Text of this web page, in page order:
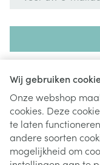
Wij gebruiken
Onze webshop
cookies. Deze
te laten
andere soorten
mogelijkheid om
nieuwsbrief en gaat u